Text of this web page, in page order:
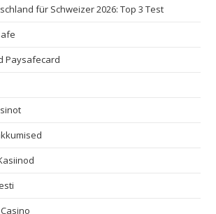
für Schweizer 2026: Top 3 Test
Paysafecard